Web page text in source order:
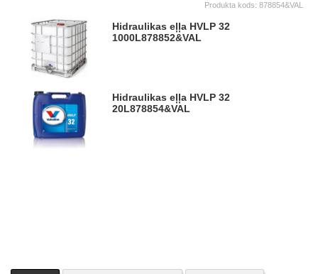
Produkta kods: 878854&VAL
Hidraulikas eļļa HVLP 32
1000L878852&VAL
Hidraulikas eļļa HVLP 32
20L878854&VAL